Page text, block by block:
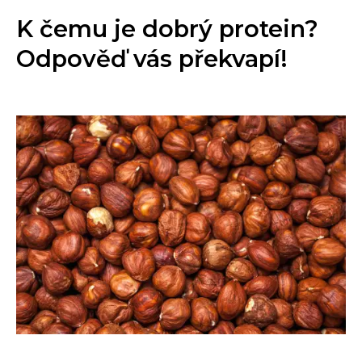
K čemu je dobrý protein?
Odpověď vás překvapí!